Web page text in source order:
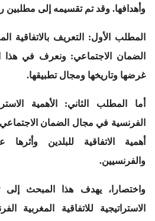
وأهدافها. وقد تم تقسيمه إلى مطلبين
المطلب الأول: التعريف بالاتفاقية
الضمان الاجتماعي: ونعرف في هذا
غرضها وتاريخها ومجال تطبيقها.
أما المطلب الثاني: الأهمية
الفرنسية في مجال الضمان
أهمية الاتفاقية للبلدين وأثرها
والفرنسيين.
واختصارا، يهدف هذا المبحث إلى
الاستراتيجية للاتفاقية